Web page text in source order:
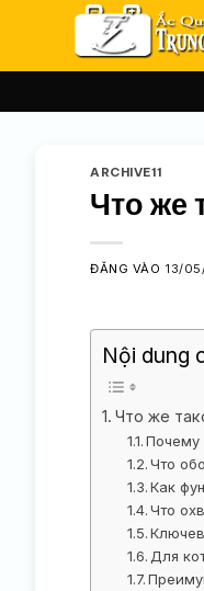
nội
ARCHIVE11
Что же
ĐĂNG VÀO 13/
Nội dung
Что же
Почему
Что
Как
Что
Для